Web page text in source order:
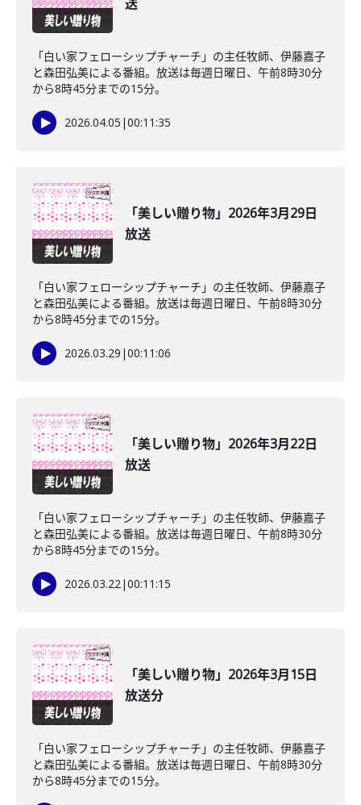
「白い家フェローシップチャーチ」の主任牧師、伊藤嘉子
と森田弘美による番組。放送は毎週日曜日、午前8時30分
から8時45分までの15分。
2026.04.05 |00:11:35
「美しい贈り物」2026年3月29日
放送
「白い家フェローシップチャーチ」の主任牧師、伊藤嘉子
と森田弘美による番組。放送は毎週日曜日、午前8時30分
から8時45分までの15分。
2026.03.29 |00:11:06
「美しい贈り物」2026年3月22日
放送
「白い家フェローシップチャーチ」の主任牧師、伊藤嘉子
と森田弘美による番組。放送は毎週日曜日、午前8時30分
から8時45分までの15分。
2026.03.22|00:11:15
「美しい贈り物」2026年3月15日
放送分
「白い家フェローシップチャーチ」の主任牧師、伊藤嘉子
と森田弘美による番組。放送は毎週日曜日、午前8時30分
から8時45分までの15分。